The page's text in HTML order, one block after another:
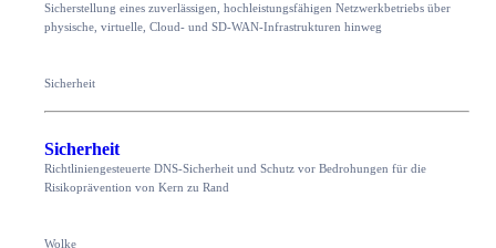
Sicherstellung eines zuverlässigen, hochleistungsfähigen Netzwerkbetriebs über
physische, virtuelle, Cloud- und SD-WAN-Infrastrukturen hinweg
Sicherheit
Sicherheit
Richtliniengesteuerte DNS-Sicherheit und Schutz vor Bedrohungen für die
Risikoprävention von Kern zu Rand
Wolke